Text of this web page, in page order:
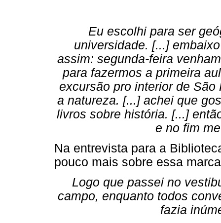
Eu escolhi para ser
universidade. [...]
assim: segunda-feira
para fazermos a primeira
excursão pro interior de
a natureza. [...] achei que
livros sobre história. [...]
e no fim
Na entrevista para a
pouco mais sobre essa
Logo que passei no
campo, enquanto todos
fazia